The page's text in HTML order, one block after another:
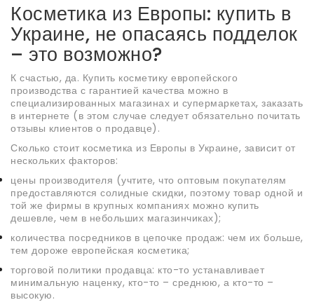
Косметика из Европы: купить в
Украине, не опасаясь подделок
– это возможно?
К счастью, да. Купить косметику европейского
производства с гарантией качества можно в
специализированных магазинах и супермаркетах, заказать
в интернете (в этом случае следует обязательно почитать
отзывы клиентов о продавце).
Сколько стоит косметика из Европы в Украине, зависит от
нескольких факторов:
цены производителя (учтите, что оптовым покупателям
предоставляются солидные скидки, поэтому товар одной и
той же фирмы в крупных компаниях можно купить
дешевле, чем в небольших магазинчиках);
количества посредников в цепочке продаж: чем их больше,
тем дороже европейская косметика;
торговой политики продавца: кто-то устанавливает
минимальную наценку, кто-то – среднюю, а кто-то –
высокую.